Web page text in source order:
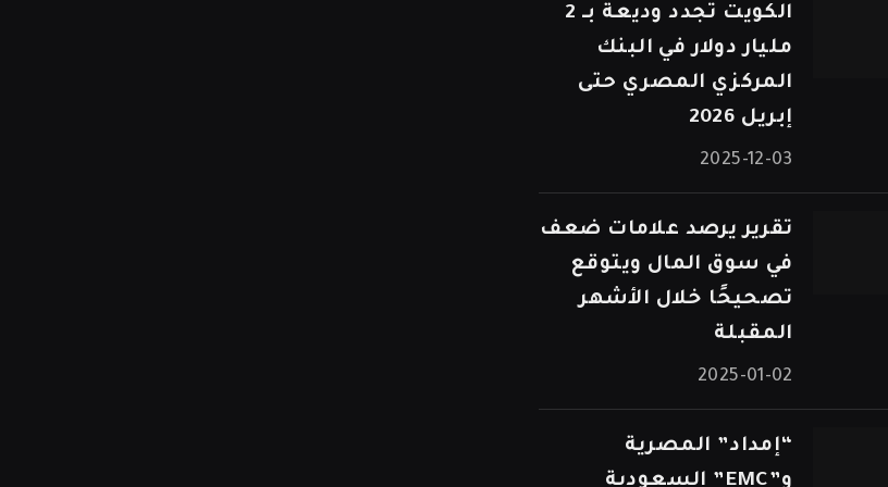
الكويت تجدد وديعة بـ 2
مليار دولار في البنك
المركزي المصري حتى
إبريل 2026
2025-12-03
تقرير يرصد علامات ضعف
في سوق المال ويتوقع
تصحيحًا خلال الأشهر
المقبلة
2025-01-02
“إمداد” المصرية
و”EMC” السعودية